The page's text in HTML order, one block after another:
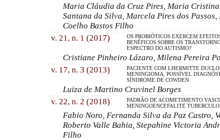
Maria Cláudia da Cruz Pires, Maria
Santana da Silva, Marcela Pires dos
Coelho Bastos Filho
v. 21, n. 1 (2017)
OS PROBIÓTICOS EXERCEM
BENÉFICOS SOBRE OS
ESPECTRO DO AUTISMO?
Cristiane Pinheiro Lázaro, Milena Pereira
v. 17, n. 3 (2013)
PACIENTE COM LHERMITTE
MENINGIOMA, POSSÍVEL
SÍNDROME DE COWDEN
Luiza de Martino Cruvinel Borges
v. 22, n. 2 (2018)
PADRÃO DE ACOMETIMENTO
MENINGOENCEFALITE
Fabio Noro, Fernanda Silva da Paz Castro,
Roberto Valle Bahia, Stepahine Victoria
Filho